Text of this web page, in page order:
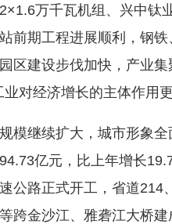
万千瓦机组、兴中钛
前期工程进展顺利，钢
区建设步伐加快，产业
对经济增长的主体作用更
继续扩大，城市形象全
亿元，比上年增长
公路正式开工，省道
跨金沙江、雅砻江大桥